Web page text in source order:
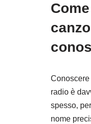
radio è
spesso,
nome